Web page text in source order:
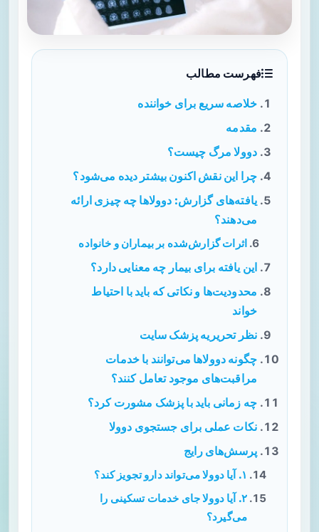
فهرست مطالب
خلاصه سریع برای خواننده
مقدمه
دوولا مرگ چیست؟
چرا این نقش اکنون بیشتر دیده می‌شود؟
یافته‌های گزارش: دوولاها چه چیزی ارائه
می‌دهند؟
اثرات گزارش‌شده بر بیماران و خانواده
این یافته برای بیمار چه معنایی دارد؟
محدودیت‌ها و نکاتی که باید با احتیاط
خواند
نظر تحریریه پزشک سایت
چگونه دوولاها می‌توانند با خدمات
مراقبت‌های موجود تعامل کنند؟
چه زمانی باید با پزشک مشورت کرد؟
نکات عملی برای جستجوی دوولا
پرسش‌های رایج
۱. آیا دوولا می‌تواند دارو تجویز کند؟
۲. آیا دوولا جای خدمات تسکینی را
می‌گیرد؟